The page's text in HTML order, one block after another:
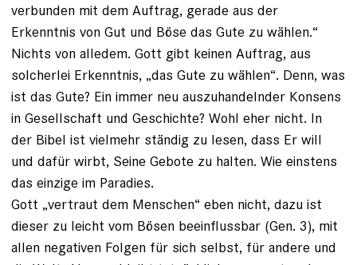
verbunden mit dem Auftrag, gerade aus der
Erkenntnis von Gut und Böse das Gute zu wählen.“
Nichts von alledem. Gott gibt keinen Auftrag, aus
solcherlei Erkenntnis, „das Gute zu wählen“. Denn, was
ist das Gute? Ein immer neu auszuhandelnder Konsens
in Gesellschaft und Geschichte? Wohl eher nicht. In
der Bibel ist vielmehr ständig zu lesen, dass Er will
und dafür wirbt, Seine Gebote zu halten. Wie einstens
das einzige im Paradies.
Gott „vertraut dem Menschen“ eben nicht, dazu ist
dieser zu leicht vom Bösen beeinflussbar (Gen. 3), mit
allen negativen Folgen für sich selbst, für andere und